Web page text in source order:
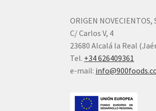
ORIGEN NOVECIENTOS,
C/ Carlos V, 4
23680 Alcalá la Real
Tel. +34 626409361
e-mail: